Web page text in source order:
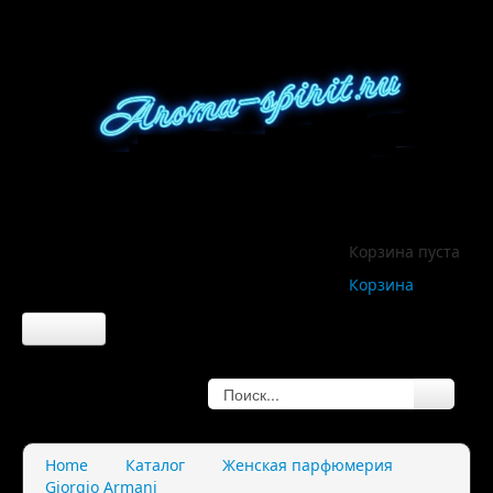
Корзина пуста
Корзина
О нас
Home Каталог
Женская парфюмерия
Giorgio Armani